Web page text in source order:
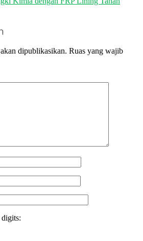
dipublikasikan. Ruas yang wajib
digits: